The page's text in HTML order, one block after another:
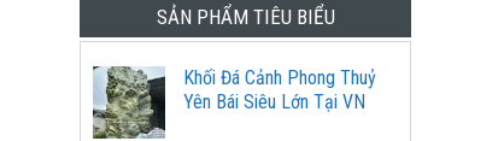
SẢN PHẨM TIÊU BIỂU
Khối Đá Cảnh Phong Thuỷ
Yên Bái Siêu Lớn Tại VN